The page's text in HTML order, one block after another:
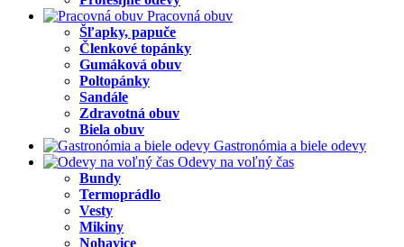
Pracovná obuv
Šľapky, papuče
Členkové topánky
Gumáková obuv
Poltopánky
Sandále
Zdravotná obuv
Biela obuv
Gastronómia a biele odevy
Odevy na voľný čas
Bundy
Termoprádlo
Vesty
Mikiny
Nohavice